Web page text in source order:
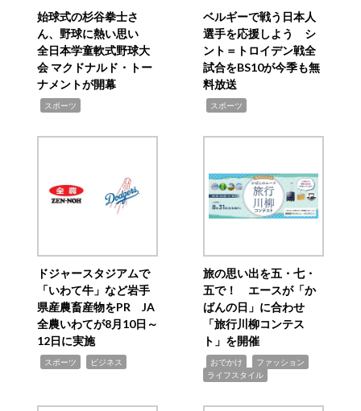
始球式の杉谷拳士さ
ん、野球に熱い思い
全日本学童軟式野球大
会 マクドナルド・トー
ナメントが開幕
スポーツ
ベルギーで戦う日本人
選手を応援しよう シ
ント＝トロイデン戦全
試合をBS10が今季も無
料放送
スポーツ
ドジャースタジアムで
「いわて牛」など岩手
県産農畜産物をPR JA
全農いわてが8月10日～
12日に実施
スポーツ ビジネス
旅の思い出を五・七・
五で！ エースが「か
ばんの日」に合わせ
「旅行川柳コンテス
ト」を開催
おでかけ ファッション
ライフスタイル